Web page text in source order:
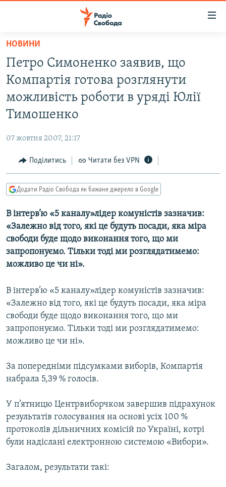
Перейти
основного
матеріалу
до
основної
Перейти
пошуку
ВСЕ ЗА ДОБУ
КУЛЬТУРА
СПОРТ
СВІТ
ВІЙНА
ДОНБАС.РЕАЛІЇ
КРИМ.РЕАЛІЇ
ТИ ЯК?
КИТАЙ.ВИКЛИКИ
МУЛЬТИМЕДІА
ФОТО
ПОДКАСТИ
КРИМ РЕАЛІЇ
РУС
КТАТ
НОВИНИ
Петро Симоненко заявив, що
Компартія готова розглянути
можливість роботи в уряді Юлії
Тимошенко
07 жовтня 2007, 21:17
Поділитись Читати без VPN
Додати Радіо Свобода як бажане джерело в Google
В інтерв’ю «5 каналу»лідер комуністів зазначив:
«Залежно вiд того, якi це будуть посади, яка мiра
свободи буде щодо виконання того, що ми
запропонуємо. Тiльки тодi ми розглядатимемо:
можливо це чи нi».
В інтерв’ю «5 каналу»лідер комуністів зазначив:
«Залежно вiд того, якi це будуть посади, яка мiра
свободи буде щодо виконання того, що ми
запропонуємо. Тiльки тодi ми розглядатимемо:
можливо це чи нi».
За попереднiми пiдсумками виборiв, Компартiя
набрала 5,39 % голосiв.
У п’ятницю Центрвиборчком завершив підрахунок
результатів голосування на основі усіх 100 %
протоколів дільничних комісій по Україні, котрі
були надіслані електронною системою «Вибори».
Загалом, результати такі: